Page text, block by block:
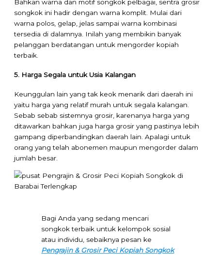
Bahkan warna dan motif songkok pelbagai, sentra grosir
songkok ini hadir dengan warna komplit. Mulai dari
warna polos, gelap, jelas sampai warna kombinasi
tersedia di dalamnya. Inilah yang membikin banyak
pelanggan berdatangan untuk mengorder kopiah
terbaik.
5. Harga Segala untuk Usia Kalangan
Keunggulan lain yang tak keok menarik dari daerah ini
yaitu harga yang relatif murah untuk segala kalangan.
Sebab sebab sistemnya grosir, karenanya harga yang
ditawarkan bahkan juga harga grosir yang pastinya lebih
gampang diperbandingkan daerah lain. Apalagi untuk
orang yang telah abonemen maupun mengorder dalam
jumlah besar.
Bagi Anda yang sedang mencari
songkok terbaik untuk kelompok sosial
atau individu, sebaiknya pesan ke
Pengrajin & Grosir Peci Kopiah Songkok